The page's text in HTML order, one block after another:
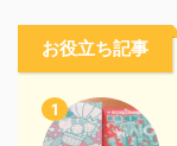
お役立ち記事
1